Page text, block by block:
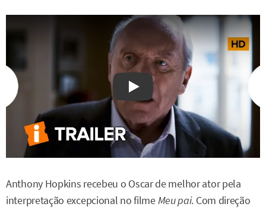
Watch on YouTube
Anthony Hopkins recebeu o Oscar de melhor ator pela
interpretação excepcional no filmeMeu pai. Com direção